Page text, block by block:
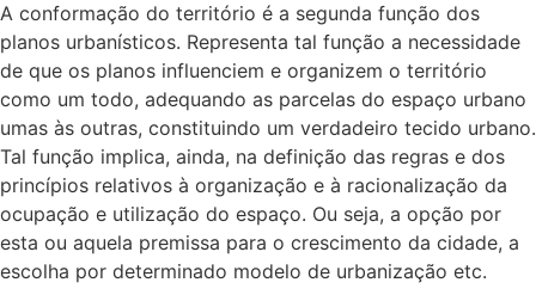
A conformação do território é a segunda função dos
planos urbanísticos. Representa tal função a necessidade
de que os planos influenciem e organizem o território
como um todo, adequando as parcelas do espaço urbano
umas às outras, constituindo um verdadeiro tecido urbano.
Tal função implica, ainda, na definição das regras e dos
princípios relativos à organização e à racionalização da
ocupação e utilização do espaço. Ou seja, a opção por
esta ou aquela premissa para o crescimento da cidade, a
escolha por determinado modelo de urbanização etc.